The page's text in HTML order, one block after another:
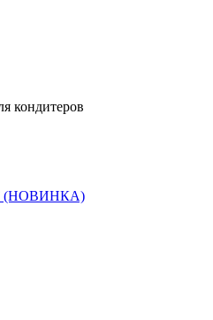
кондитеров
(НОВИНКА)